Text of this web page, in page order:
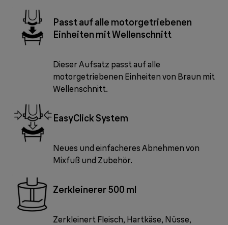
Passt auf alle motorgetriebenen
Einheiten mit Wellenschnitt
Dieser Aufsatz passt auf alle
motorgetriebenen Einheiten von Braun mit
Wellenschnitt.
EasyClick System
Neues und einfacheres Abnehmen von
Mixfuß und Zubehör.
Zerkleinerer 500 ml
Zerkleinert Fleisch, Hartkäse, Nüsse,